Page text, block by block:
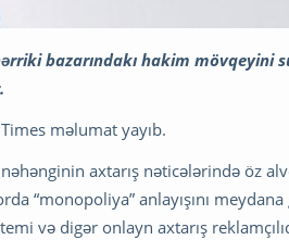
bazarındakı hakim mövqeyini
məlumat yayıb.
axtarış nəticələrində öz
“monopoliya” anlayışını
və digər onlayn axtarış